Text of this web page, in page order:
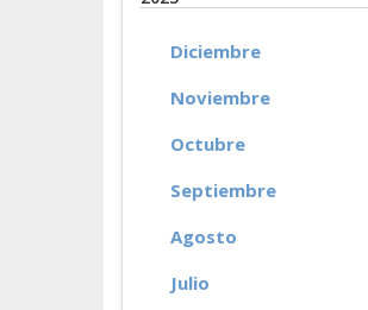
Diciembre
Noviembre
Octubre
Septiembre
Agosto
Julio